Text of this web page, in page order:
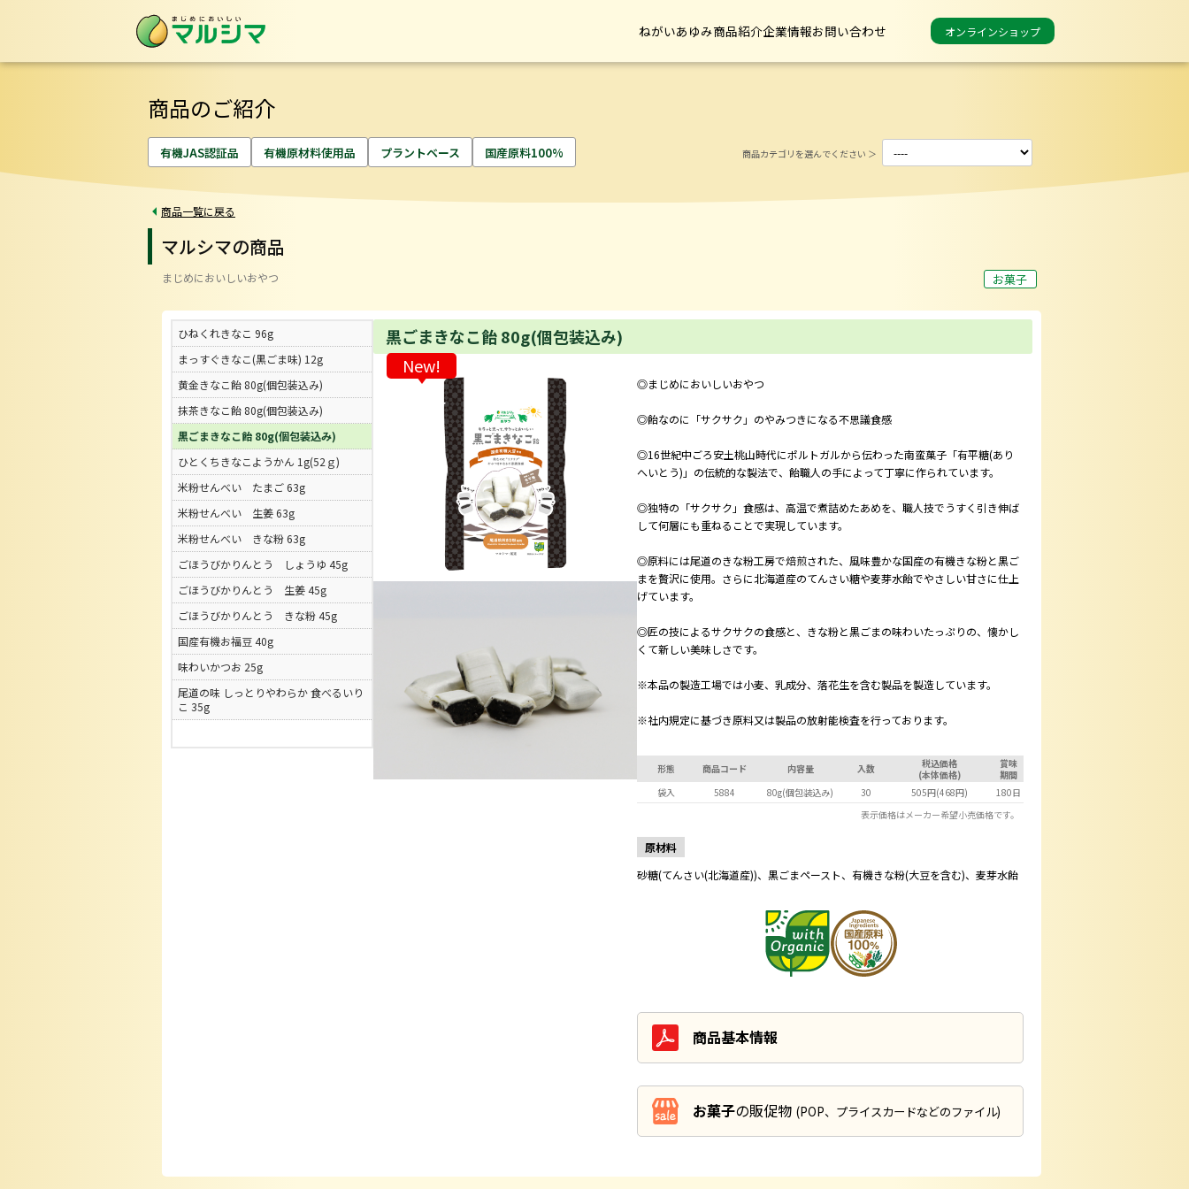
ねがいあゆみ商品紹介企業情報お問い合わせ オンラインショップ
黒ごまきなこ飴&nbsp;80g(個包装込み)
商品のご紹介
有機JAS認証品 有機原材料使用品 プラントベース 国産原料100% 商品カテゴリを選んでください ＞
カテゴリを絞り込む
商品一覧に戻る
マルシマの商品
まじめにおいしいおやつ お菓子
ひねくれきなこ 96g
まっすぐきなこ(黒ごま味) 12g
黄金きなこ飴 80g(個包装込み)
抹茶きなこ飴 80g(個包装込み)
黒ごまきなこ飴 80g(個包装込み)
ひとくちきなこようかん 1g(52ｇ)
米粉せんべい たまご 63g
米粉せんべい 生姜 63g
米粉せんべい きな粉 63g
ごほうびかりんとう しょうゆ 45g
ごほうびかりんとう 生姜 45g
ごほうびかりんとう きな粉 45g
国産有機お福豆 40g
味わいかつお 25g
尾道の味 しっとりやわらか 食べるいり
こ 35g
黒ごまきなこ飴 80g(個包装込み)
New!
◎まじめにおいしいおやつ
◎飴なのに「サクサク」のやみつきになる不思議食感
◎16世紀中ごろ安土桃山時代にポルトガルから伝わった南蛮菓子「有平糖(あり
へいとう)」の伝統的な製法で、飴職人の手によって丁寧に作られています。
◎独特の「サクサク」食感は、高温で煮詰めたあめを、職人技でうすく引き伸ば
して何層にも重ねることで実現しています。
◎原料には尾道のきな粉工房で焙煎された、風味豊かな国産の有機きな粉と黒ご
まを贅沢に使用。さらに北海道産のてんさい糖や麦芽水飴でやさしい甘さに仕上
げています。
◎匠の技によるサクサクの食感と、きな粉と黒ごまの味わいたっぷりの、懐かし
くて新しい美味しさです。
※本品の製造工場では小麦、乳成分、落花生を含む製品を製造しています。
※社内規定に基づき原料又は製品の放射能検査を行っております。
形態 商品コード 内容量 入数
税込価格
(本体価格)
賞味
期間
袋入
5884 80g(個包装込み) 30 505円(468円)
180日
表示価格はメーカー希望小売価格です。
原材料
砂糖(てんさい(北海道産))、黒ごまペースト、有機きな粉(大豆を含む)、麦芽水飴
商品基本情報
お菓子の販促物 (POP、プライスカードなどのファイル)